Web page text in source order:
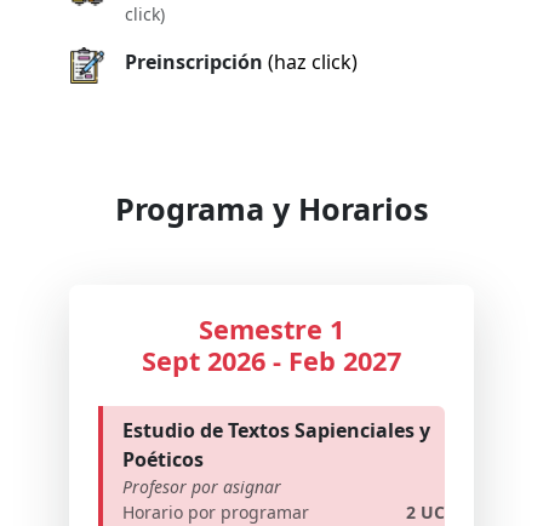
click)
Preinscripción (haz click)
Programa y Horarios
Semestre 1
Sept 2026 - Feb 2027
Estudio de Textos Sapienciales y
Poéticos
Profesor por asignar
Horario por programar
2 UC